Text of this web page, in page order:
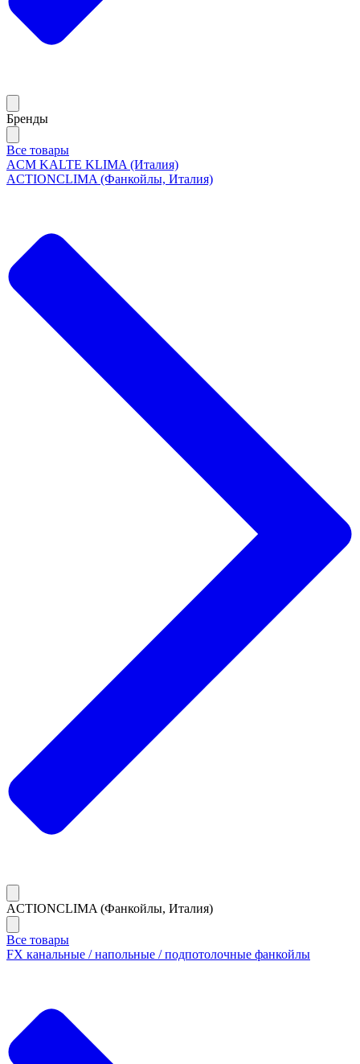
Бренды
Все товары
ACM KALTE KLIMA (Италия)
ACTIONCLIMA (Фанкойлы, Италия)
ACTIONCLIMA (Фанкойлы, Италия)
Все товары
FX канальные / напольные / подпотолочные фанкойлы